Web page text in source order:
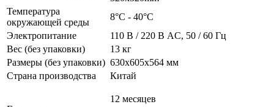
Температура
окружающей среды
8°С - 40°С
Электропитание
110 В / 220 В AC, 50 / 60 Гц
Вес (без упаковки)
13 кг
Размеры (без упаковки) 630x605x564 мм
Страна производства
Китай
12 месяцев